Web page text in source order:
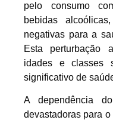
pelo consumo
bebidas
negativas para a
Esta perturbação
idades e classes
significativo de
A dependência
devastadoras para